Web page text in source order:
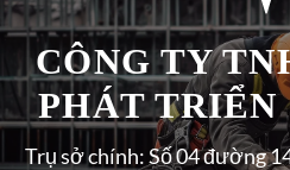
CÔNG TY
PHÁT
Trụ sở chính: Số 04 đường